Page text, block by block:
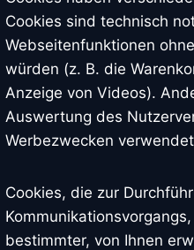
Cookies sind technisch
Webseitenfunktionen
würden (z. B. die
Anzeige von Videos).
Auswertung des
Werbezwecken
Cookies, die zur
bestimmter, von Ihnen